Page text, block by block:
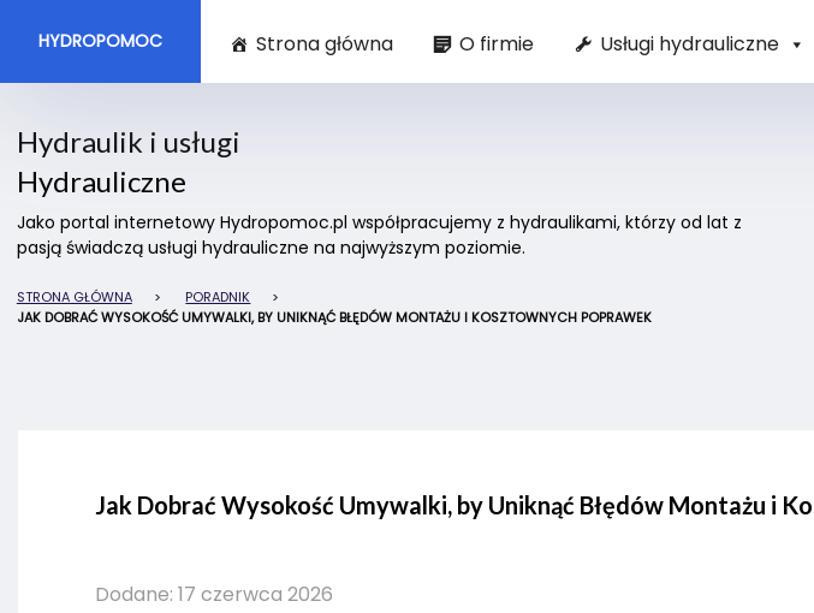
HYDROPOMOC Strona główna O firmie Usługi hydrauliczne
Hydraulik i usługi
Hydrauliczne
Jako portal internetowy Hydropomoc.pl współpracujemy z hydraulikami, którzy od lat z
pasją świadczą usługi hydrauliczne na najwyższym poziomie.
STRONA GŁÓWNA > PORADNIK
>
JAK DOBRAĆ WYSOKOŚĆ UMYWALKI, BY UNIKNĄĆ BŁĘDÓW MONTAŻU I KOSZTOWNYCH POPRAWEK
Jak Dobrać Wysokość Umywalki, by Uniknąć Błędów Montażu i
Dodane: 17 czerwca 2026